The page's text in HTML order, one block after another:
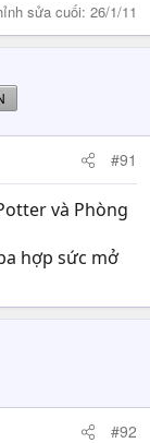
sửa cuối: 26/1/11
#91
và Phòng
hợp sức mở
#92